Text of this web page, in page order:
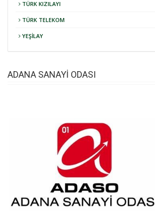
TÜRK KIZILAYI
TÜRK TELEKOM
YEŞİLAY
ADANA SANAYİ ODASI